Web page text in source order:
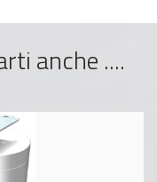
anche ....